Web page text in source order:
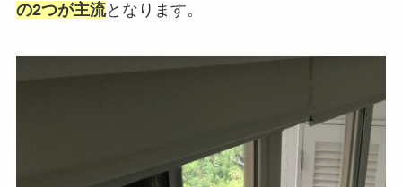
の2つが主流となります。